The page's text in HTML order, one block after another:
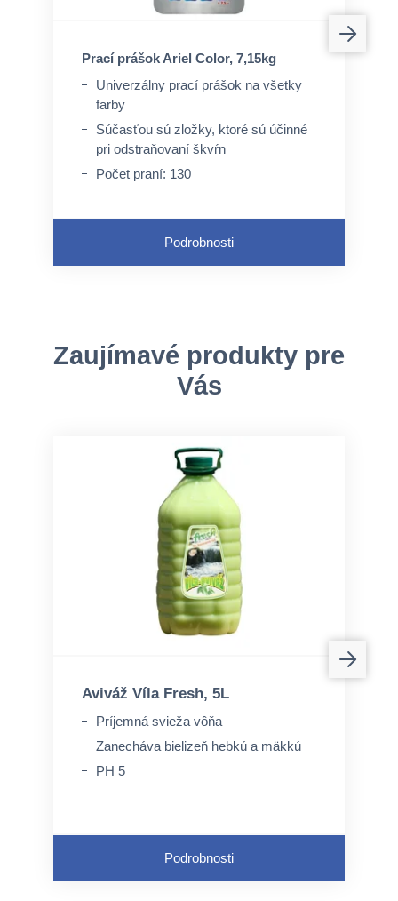
Prací prášok Ariel Color, 7,15kg
Univerzálny prací prášok na všetky
farby
Súčasťou sú zložky, ktoré sú účinné
pri odstraňovaní škvŕn
Počet praní: 130
Podrobnosti
Zaujímavé produkty pre
Vás
Aviváž Víla Fresh, 5L
Príjemná svieža vôňa
Zanecháva bielizeň hebkú a mäkkú
PH 5
Podrobnosti